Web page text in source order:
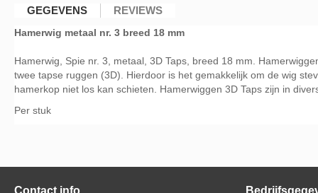
naar
begin
de
afbeeldingen-
gallerij
GEGEVENS
Hamerwig metaal nr. 3 breed 18 mm
Hamerwig, Spie nr. 3, metaal, 3D Taps, breed 18 mm.
twee tapse ruggen (3D). Hierdoor is het gemakkelijk om de wig
hamerkop niet los kan schieten. Hamerwiggen 3D Taps zijn in
Per stuk
REVIEWS
Contact info